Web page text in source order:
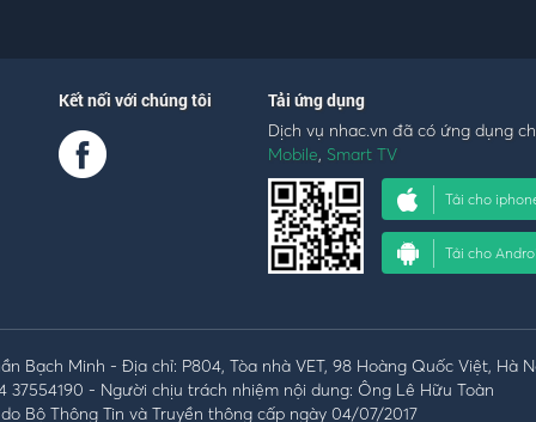
Kết nối với chúng tôi Tải ứng dụng
Dịch vụ nhac.vn đã có ứng dụng
Mobile, Smart TV
Tải cho
Tải cho
Bạch Minh - Địa chỉ: P804, Tòa nhà VET, 98 Hoàng Quốc Việt, Hà
37554190 - Người chịu trách nhiệm nội dung: Ông Lê Hữu Toàn
Bộ Thông Tin và Truyền thông cấp ngày 04/07/2017